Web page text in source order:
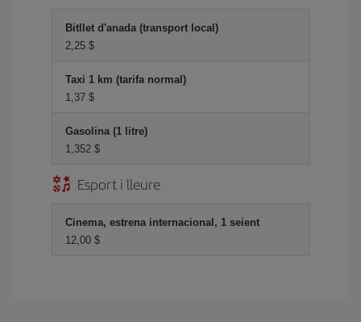
Bitllet d'anada (transport local)
2,25 $
Taxi 1 km (tarifa normal)
1,37 $
Gasolina (1 litre)
1,352 $
Esport i lleure
Cinema, estrena internacional, 1 seient
12,00 $